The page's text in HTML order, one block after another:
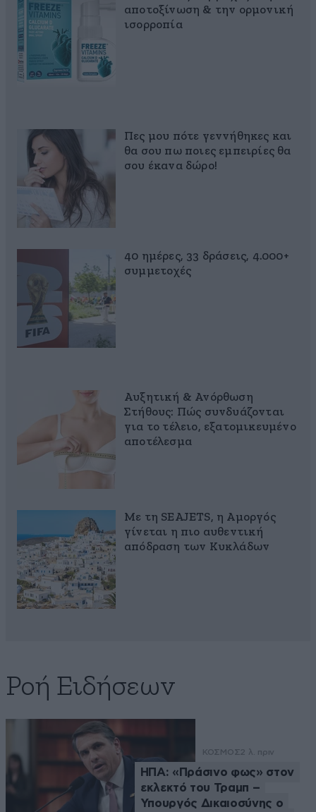
αποτοξίνωση & την ορμονική
ισορροπία
Πες μου πότε γεννήθηκες και
θα σου πω ποιες εμπειρίες θα
σου έκανα δώρο!
40 ημέρες, 33 δράσεις, 4.000+
συμμετοχές
Αυξητική & Ανόρθωση
Στήθους: Πώς συνδυάζονται
για το τέλειο, εξατομικευμένο
αποτέλεσμα
Με τη SEAJETS, η Αμοργός
γίνεται η πιο αυθεντική
απόδραση των Κυκλάδων
Ροή Ειδήσεων
ΚΟΣΜΟΣ2 λ. πριν
ΗΠΑ: «Πράσινο φως» στον
εκλεκτό του Τραμπ –
Υπουργός Δικαιοσύνης ο